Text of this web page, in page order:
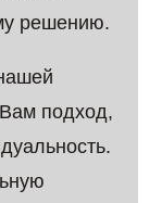
решению.
подход,